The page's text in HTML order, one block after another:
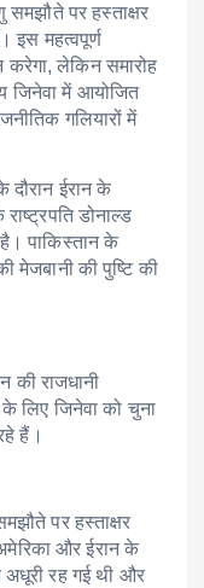
समझौते पर हस्ताक्षर
इस महत्वपूर्ण
करेगा, लेकिन समारोह
जिनेवा में आयोजित
गलियारों में
दौरान ईरान के
डोनाल्ड
पाकिस्तान के
मेजबानी की पुष्टि की
की राजधानी
लिए जिनेवा को चुना
हैं।
पर हस्ताक्षर
और ईरान के
अधूरी रह गई थी और